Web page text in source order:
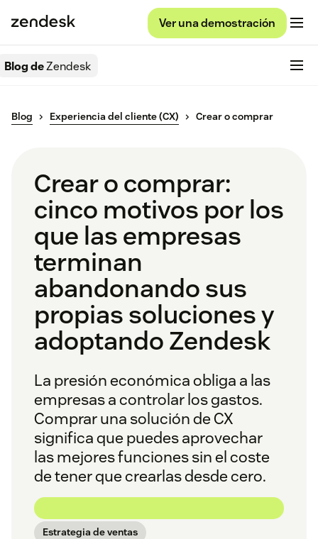
Ver una demostración
Blog deZendesk
Blog Experiencia del cliente (CX) Crear o comprar
Crear o comprar:
cinco motivos por los
que las empresas
terminan
abandonando sus
propias soluciones y
adoptando Zendesk
La presión económica obliga a las
empresas a controlar los gastos.
Comprar una solución de CX
significa que puedes aprovechar
las mejores funciones sin el coste
de tener que crearlas desde cero.
Estrategia de ventas